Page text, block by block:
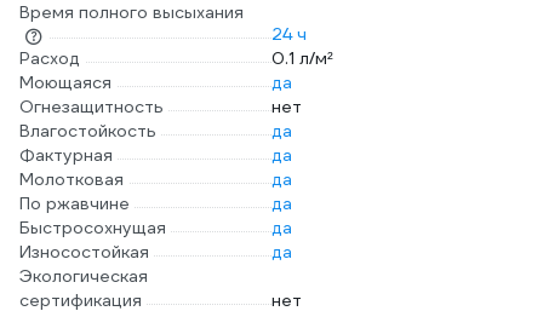
Время полного высыхания
24 ч
Расход
0.1 л/м²
Моющаяся
да
Огнезащитность
нет
Влагостойкость
да
Фактурная
да
Молотковая
да
По ржавчине
да
Быстросохнущая
да
Износостойкая
да
Экологическая
сертификация
нет